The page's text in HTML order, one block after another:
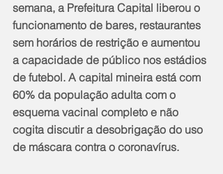
semana, a Prefeitura Capital liberou o
funcionamento de bares, restaurantes
sem horários de restrição e aumentou
a capacidade de público nos estádios
de futebol. A capital mineira está com
60% da população adulta com o
esquema vacinal completo e não
cogita discutir a desobrigação do uso
de máscara contra o coronavírus.